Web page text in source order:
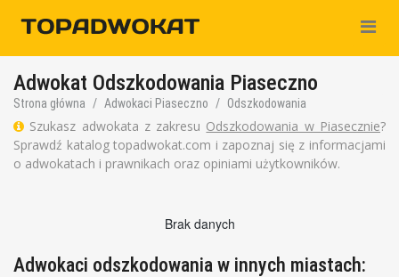
Adwokat Odszkodowania Piaseczno
Strona główna Adwokaci Piaseczno Odszkodowania
Szukasz adwokata z zakresu Odszkodowania w Piasecznie?
Sprawdź katalog topadwokat.com i zapoznaj się z informacjami
o adwokatach i prawnikach oraz opiniami użytkowników.
Brak danych
Adwokaci odszkodowania w innych miastach: